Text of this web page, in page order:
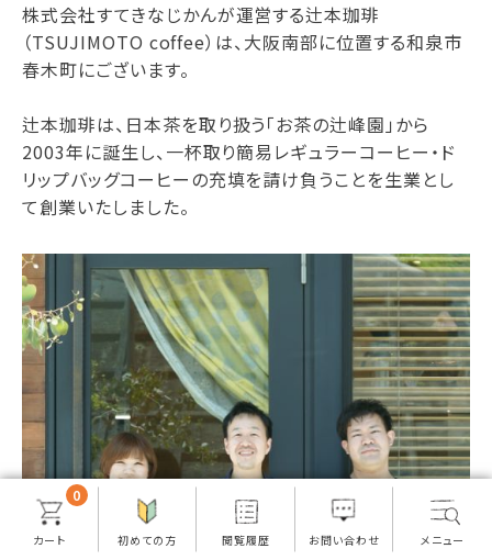
株式会社すてきなじかんが運営する辻本珈琲
（TSUJIMOTO coffee）は、大阪南部に位置する和泉市
春木町にございます。
辻本珈琲は、日本茶を取り扱う「お茶の辻峰園」から
2003年に誕生し、一杯取り簡易レギュラーコーヒー・ド
リップバッグコーヒーの充填を請け負うことを生業とし
て創業いたしました。
0